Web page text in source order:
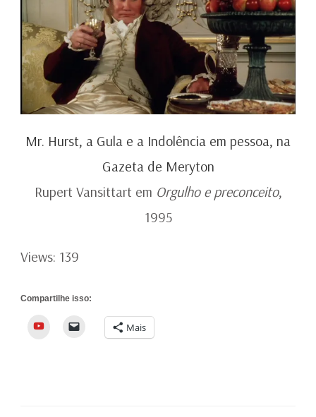
Mr. Hurst, a Gula e a Indolência em pessoa, na
Gazeta de Meryton
Rupert Vansittart em Orgulho e preconceito,
1995
Views: 139
Compartilhe isso:
YouTube Mais